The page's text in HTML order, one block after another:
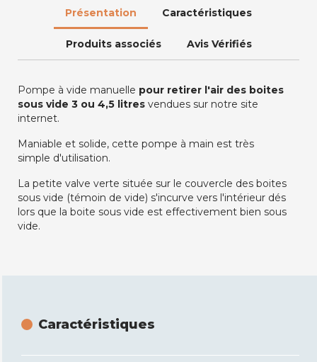
Présentation Caractéristiques
Produits associés Avis Vérifiés
Pompe à vide manuelle pour retirer l'air des boites
sous vide 3 ou 4,5 litres vendues sur notre site
internet.
Maniable et solide, cette pompe à main est très
simple d'utilisation.
La petite valve verte située sur le couvercle des boites
sous vide (témoin de vide) s'incurve vers l'intérieur dés
lors que la boite sous vide est effectivement bien sous
vide.
Caractéristiques